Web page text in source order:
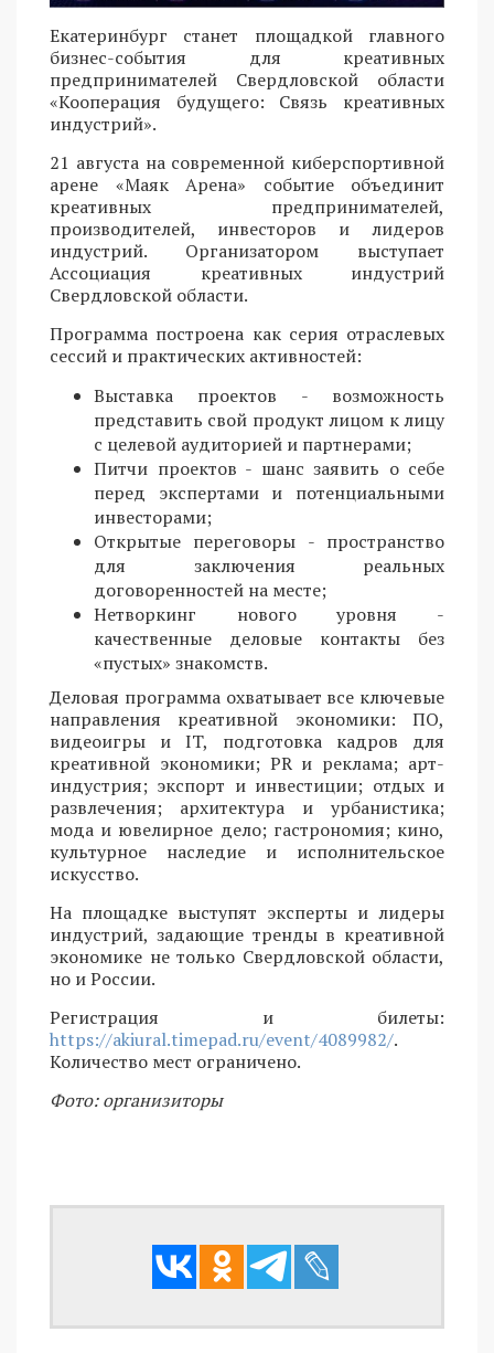
Екатеринбург станет площадкой главного
бизнес-события для креативных
предпринимателей Свердловской области
«Кооперация будущего: Связь креативных
индустрий».
21 августа на современной киберспортивной
арене «Маяк Арена» событие объединит
креативных предпринимателей,
производителей, инвесторов и лидеров
индустрий. Организатором выступает
Ассоциация креативных индустрий
Свердловской области.
Программа построена как серия отраслевых
сессий и практических активностей:
Выставка проектов - возможность
представить свой продукт лицом к лицу
с целевой аудиторией и партнерами;
Питчи проектов - шанс заявить о себе
перед экспертами и потенциальными
инвесторами;
Открытые переговоры - пространство
для заключения реальных
договоренностей на месте;
Нетворкинг нового уровня -
качественные деловые контакты без
«пустых» знакомств.
Деловая программа охватывает все ключевые
направления креативной экономики: ПО,
видеоигры и IT, подготовка кадров для
креативной экономики; PR и реклама; арт-
индустрия; экспорт и инвестиции; отдых и
развлечения; архитектура и урбанистика;
мода и ювелирное дело; гастрономия; кино,
культурное наследие и исполнительское
искусство.
На площадке выступят эксперты и лидеры
индустрий, задающие тренды в креативной
экономике не только Свердловской области,
но и России.
Регистрация и билеты:
https://akiural.timepad.ru/event/4089982/.
Количество мест ограничено.
Фото: организиторы